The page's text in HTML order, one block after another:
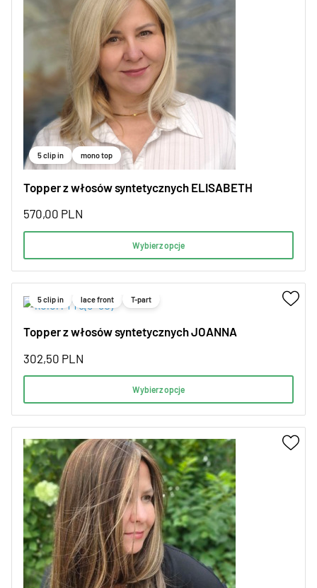
5 clip in mono top
Topper z włosów syntetycznych ELISABETH
570,00 PLN
Wybierz opcje
5 clip in lace front T-part
Topper z włosów syntetycznych JOANNA
302,50 PLN
Wybierz opcje